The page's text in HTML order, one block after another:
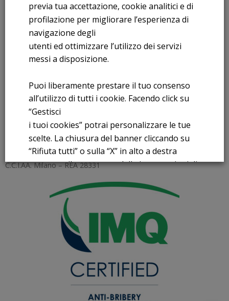
Rendicontazione di sostenibilità
Andamento titolo: Il titolo in Borsa
Bandi di gara: Ultimi bandi
Sede in Milano, Piazzale Cadorna, 14
fnm@legalmail.it
Capitale sociale € 230.000.000,00 interamente versato
Iscrizione Registro Imprese
C.F.e P.IVA 00776140154
C.C.I.AA. Milano – REA 28331
previa tua accettazione, cookie analitici e di
profilazione per migliorare l’esperienza di
navigazione degli
utenti ed ottimizzare l’utilizzo dei servizi
messi a disposizione.
Puoi liberamente prestare il tuo consenso
all’utilizzo di tutti i cookie. Facendo click su
“Gestisci
i tuoi cookies” potrai personalizzare le tue
scelte. La chiusura del banner cliccando su
“Rifiuta tutti” o sulla “X” in alto a destra
comporta il permanere delle impostazioni di
in assenza di cookie o altri strumenti di
tracciamento diversi da quelli tecnici.
Per maggiori informazioni consulta la